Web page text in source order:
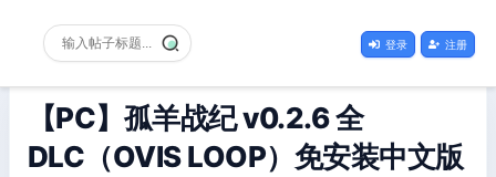
登录 注册
【PC】孤羊战纪 v0.2.6 全
DLC（OVIS LOOP）免安装中文版